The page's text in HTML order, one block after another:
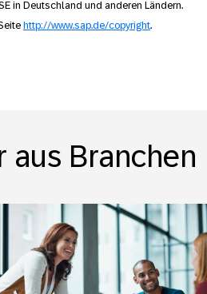
in Deutschland und anderen Ländern.
http://www.sap.de/copyright.
aus Branchen